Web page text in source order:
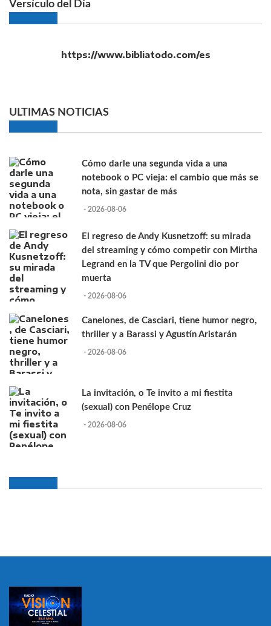
Versículo del Día
https://www.bibliatodo.com/es
ULTIMAS NOTICIAS
Cómo darle una segunda vida a una
notebook o PC vieja: el cambio que más se
nota, sin gastar de más
- 2026-08-06
El regreso de Andy Kusnetzoff: su mirada
del streaming y cómo competir con Mirtha
Legrand en la TV que Pergolini dio por
muerta
- 2026-08-06
Canelones, de Casciari, tiene humor negro,
thriller y a Barassi y Agustín Aristarán
- 2026-08-06
La invitación, o Te invito a mi fiestita
(sexual) con Penélope Cruz
- 2026-08-06